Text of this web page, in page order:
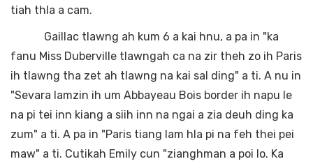
tiah thla a cam.
Gaillac tlawng ah kum 6 a kai hnu, a pa in "ka
fanu Miss Duberville tlawngah ca na zir theh zo ih Paris
ih tlawng tha zet ah tlawng na kai sal ding" a ti. A nu in
"Sevara lamzin ih um Abbayeau Bois border ih napu le
na pi tei inn kiang a siih inn na ngai a zia deuh ding ka
zum" a ti. A pa in "Paris tiang lam hla pi na feh thei pei
maw" a ti. Cutikah Emily cun "zianghman a poi lo. Ka